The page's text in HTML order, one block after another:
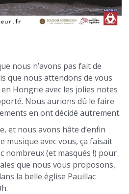
nous n’avons pas fait de
que nous attendons de vous
Hongrie avec les jolies notes
Nous aurions dû le faire
en ont décidé autrement.
et nous avons hâte d’enfin
musique avec vous, ça faisait
nombreux (et masqués !) pour
que nous vous proposons,
la belle église Pauillac